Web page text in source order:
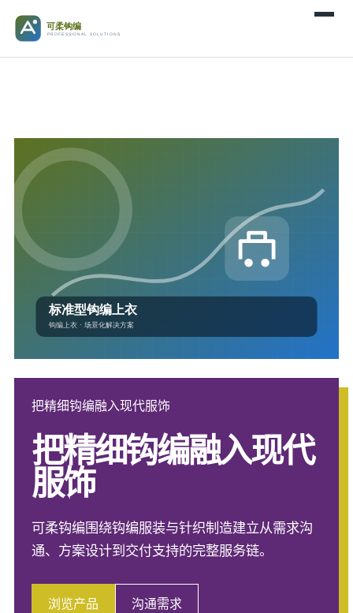
把精细钩编融入现代服饰
把精细钩编融入现代
服饰
可柔钩编围绕钩编服装与针织制造建立从需求沟
通、方案设计到交付支持的完整服务链。
浏览产品 沟通需求